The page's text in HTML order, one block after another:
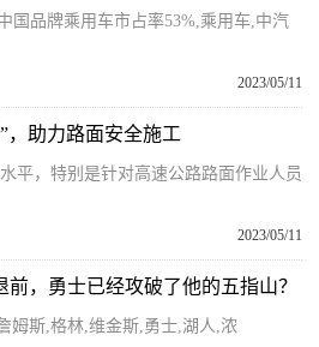
国品牌乘用车市占率53%,乘用车,中汽
2023/05/11
，助力路面安全施工
平，特别是针对高速公路路面作业人员
2023/05/11
，勇士已经攻破了他的五指山？
姆斯,格林,维金斯,勇士,湖人,浓